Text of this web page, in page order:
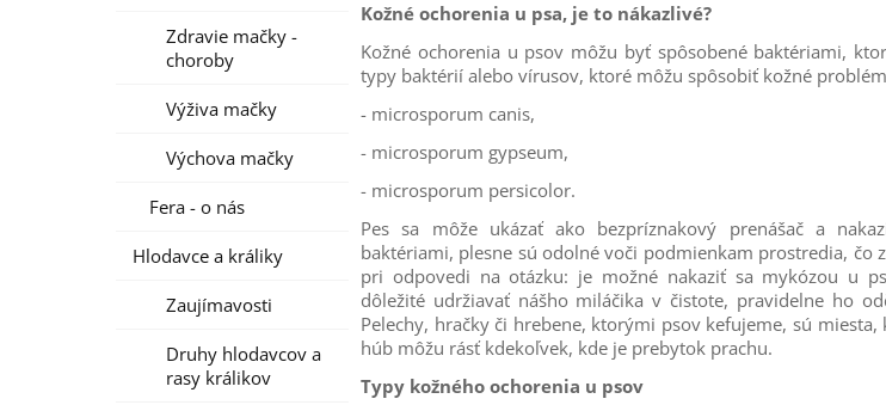
Zdravie mačky -
choroby
Výživa mačky
Výchova mačky
Fera - o nás
Hlodavce a králiky
Zaujímavosti
Druhy hlodavcov a
rasy králikov
Kožné ochorenia u psa, je to nákazlivé?
Kožné ochorenia u psov môžu byť spôsobené baktériami,
typy baktérií alebo vírusov, ktoré môžu spôsobiť kožné
- microsporum canis,
- microsporum gypseum,
- microsporum persicolor.
Pes sa môže ukázať ako bezpríznakový prenášač a
baktériami, plesne sú odolné voči podmienkam prostredia, čo
pri odpovedi na otázku: je možné nakaziť sa mykózou u
dôležité udržiavať nášho miláčika v čistote, pravidelne ho
Pelechy, hračky či hrebene, ktorými psov kefujeme, sú
húb môžu rásť kdekoľvek, kde je prebytok prachu.
Typy kožného ochorenia u psov